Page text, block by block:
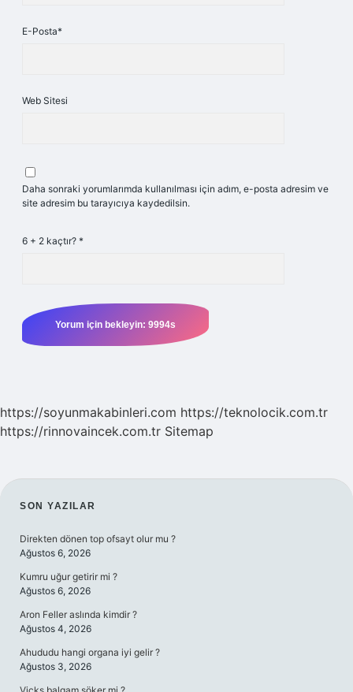
E-Posta*
Web Sitesi
Daha sonraki yorumlarımda kullanılması için adım, e-posta adresim ve
site adresim bu tarayıcıya kaydedilsin.
6 + 2 kaçtır? *
https://soyunmakabinleri.com https://teknolocik.com.tr
https://rinnovaincek.com.tr Sitemap
SIDEBAR
SON YAZILAR
Direkten dönen top ofsayt olur mu ?
Ağustos 6, 2026
Kumru uğur getirir mi ?
Ağustos 6, 2026
Aron Feller aslında kimdir ?
Ağustos 4, 2026
Ahududu hangi organa iyi gelir ?
Ağustos 3, 2026